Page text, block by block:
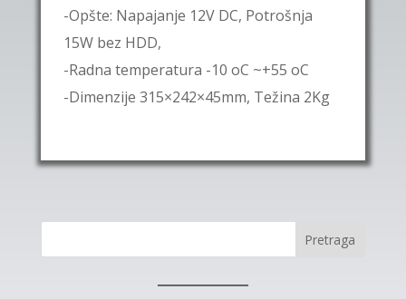
-Opšte: Napajanje 12V DC, Potrošnja
15W bez HDD,
-Radna temperatura -10 oC ~+55 oC
-Dimenzije 315×242×45mm, Težina 2Kg
Pretraga